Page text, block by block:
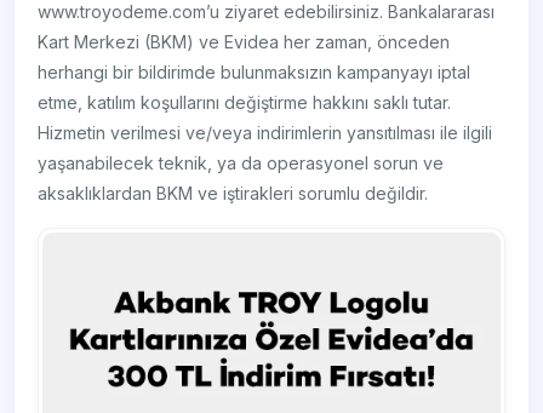
www.troyodeme.com’u ziyaret edebilirsiniz. Bankalararası
Kart Merkezi (BKM) ve Evidea her zaman, önceden
herhangi bir bildirimde bulunmaksızın kampanyayı iptal
etme, katılım koşullarını değiştirme hakkını saklı tutar.
Hizmetin verilmesi ve/veya indirimlerin yansıtılması ile ilgili
yaşanabilecek teknik, ya da operasyonel sorun ve
aksaklıklardan BKM ve iştirakleri sorumlu değildir.